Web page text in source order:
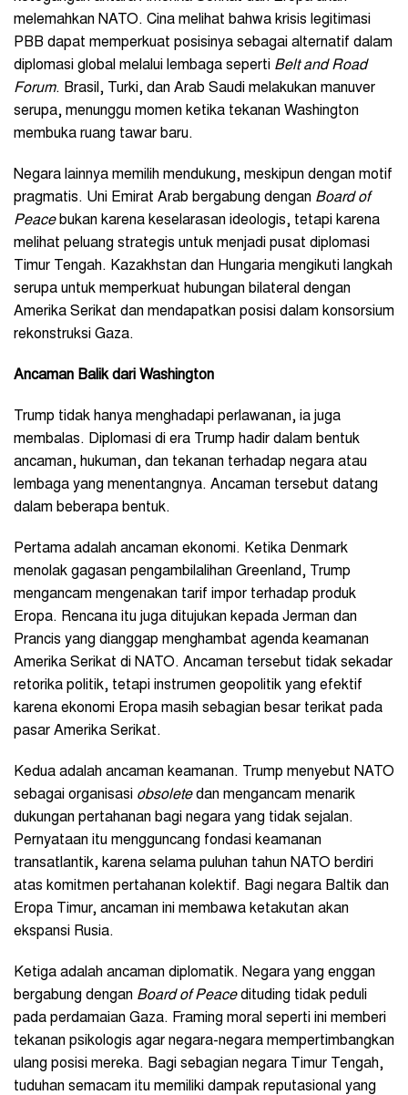
melemahkan NATO. Cina melihat bahwa krisis legitimasi
PBB dapat memperkuat posisinya sebagai alternatif dalam
diplomasi global melalui lembaga seperti Belt and Road
Forum. Brasil, Turki, dan Arab Saudi melakukan manuver
serupa, menunggu momen ketika tekanan Washington
membuka ruang tawar baru.
Negara lainnya memilih mendukung, meskipun dengan motif
pragmatis. Uni Emirat Arab bergabung dengan Board of
Peacebukan karena keselarasan ideologis, tetapi karena
melihat peluang strategis untuk menjadi pusat diplomasi
Timur Tengah. Kazakhstan dan Hungaria mengikuti langkah
serupa untuk memperkuat hubungan bilateral dengan
Amerika Serikat dan mendapatkan posisi dalam konsorsium
rekonstruksi Gaza.
Ancaman Balik dari Washington
Trump tidak hanya menghadapi perlawanan, ia juga
membalas. Diplomasi di era Trump hadir dalam bentuk
ancaman, hukuman, dan tekanan terhadap negara atau
lembaga yang menentangnya. Ancaman tersebut datang
dalam beberapa bentuk.
Pertama adalah ancaman ekonomi. Ketika Denmark
menolak gagasan pengambilalihan Greenland, Trump
mengancam mengenakan tarif impor terhadap produk
Eropa. Rencana itu juga ditujukan kepada Jerman dan
Prancis yang dianggap menghambat agenda keamanan
Amerika Serikat di NATO. Ancaman tersebut tidak sekadar
retorika politik, tetapi instrumen geopolitik yang efektif
karena ekonomi Eropa masih sebagian besar terikat pada
pasar Amerika Serikat.
Kedua adalah ancaman keamanan. Trump menyebut NATO
sebagai organisasi obsoletedan mengancam menarik
dukungan pertahanan bagi negara yang tidak sejalan.
Pernyataan itu mengguncang fondasi keamanan
transatlantik, karena selama puluhan tahun NATO berdiri
atas komitmen pertahanan kolektif. Bagi negara Baltik dan
Eropa Timur, ancaman ini membawa ketakutan akan
ekspansi Rusia.
Ketiga adalah ancaman diplomatik. Negara yang enggan
bergabung dengan Board of Peacedituding tidak peduli
pada perdamaian Gaza. Framing moral seperti ini memberi
tekanan psikologis agar negara-negara mempertimbangkan
ulang posisi mereka. Bagi sebagian negara Timur Tengah,
tuduhan semacam itu memiliki dampak reputasional yang